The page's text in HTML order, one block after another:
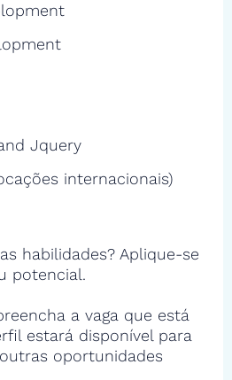
Jquery
internacionais)
habilidades? Aplique-se
potencial.
a vaga que está
estará disponível para
oportunidades